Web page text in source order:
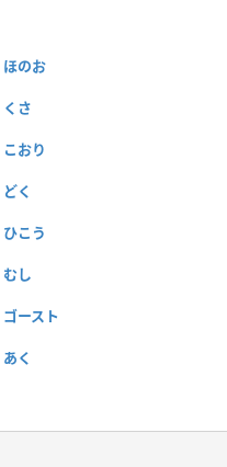
ほのお
くさ
こおり
どく
ひこう
むし
ゴースト
あく